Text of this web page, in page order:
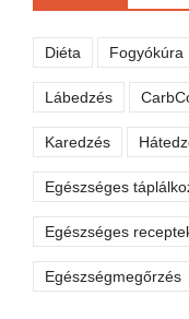
Diéta Fogyókúra
Lábedzés
Karedzés
Egészséges
Egészséges
Egészségmegőrzés